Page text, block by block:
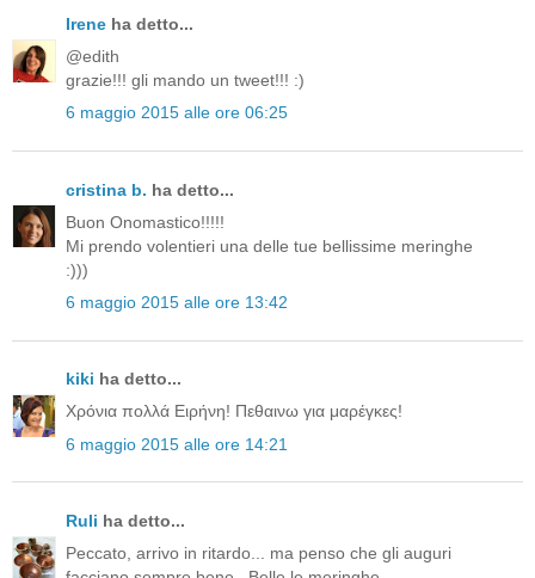
Irene ha detto...
@edith
grazie!!! gli mando un tweet!!! :)
6 maggio 2015 alle ore 06:25
cristina b. ha detto...
Buon Onomastico!!!!!
Mi prendo volentieri una delle tue bellissime meringhe
:)))
6 maggio 2015 alle ore 13:42
kiki ha detto...
Χρόνια πολλά Ειρήνη! Πεθαινω για μαρέγκες!
6 maggio 2015 alle ore 14:21
Ruli ha detto...
Peccato, arrivo in ritardo... ma penso che gli auguri